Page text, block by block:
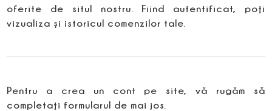
oferite de situl nostru. Fiind autentificat, poţi
vizualiza şi istoricul comenzilor tale.
Pentru a crea un cont pe site, vă rugăm să
completaţi formularul de mai jos.